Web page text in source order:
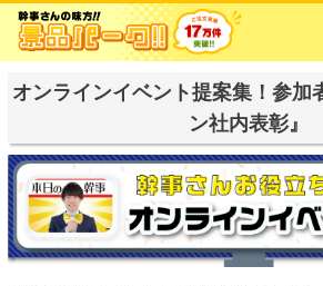
オンラインイベント提案集！参加
ン社内表彰』